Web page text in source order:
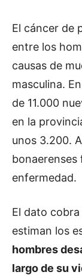
El cáncer de
entre los
causas de
masculina.
de 11.000
en la
unos 3.200.
bonaerenses
enfermedad.
El dato
estiman los
hombres
largo de su